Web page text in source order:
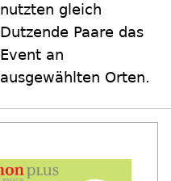
nutzten gleich
Dutzende Paare das
Event an
ausgewählten Orten.